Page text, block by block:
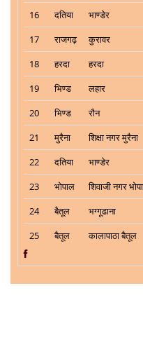
16
दतिया भाण्डेर
17
राजगढ़ कुरावर
18
हरदा हरदा
19
भिण्ड लहार
20
भिण्ड रौन
21
मुरैना शिक्षा नगर मुरैना
22
दतिया भाण्डेर
23
भोपाल शिवाजी नगर
24
बैतूल भग्गूढाना
25
बैतूल कालापाठा बैतूल